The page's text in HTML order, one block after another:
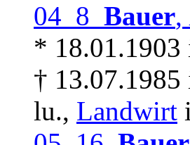
04 8 Bauer,
* 18.01.1903
† 13.07.1985
lu., Landwirt